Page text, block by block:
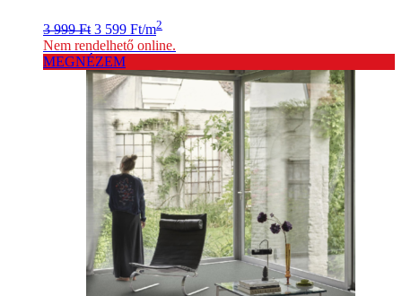
3 999Ft Original
price
was:
3
999 Ft.
3 599 FtCurrent
price
is:
3
599 Ft.
/m2
Nem rendelhető online.
MEGNÉZEM